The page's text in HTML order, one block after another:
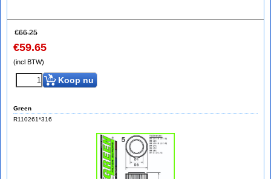
€66.25
€59.65
(incl BTW)
Koop nu
Green
R110261*316